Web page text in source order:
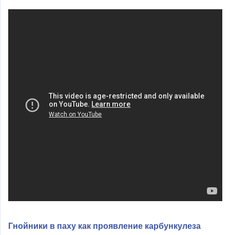
Гнойники в паху как проявление карбункулеза